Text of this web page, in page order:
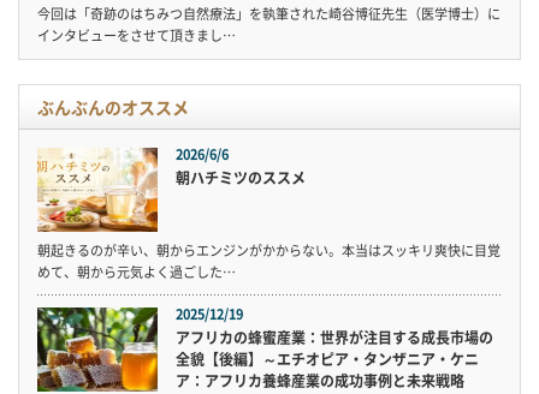
今回は「奇跡のはちみつ自然療法」を執筆された崎谷博征先生（医学博士）に
インタビューをさせて頂きまし…
ぶんぶんのオススメ
2026/6/6
朝ハチミツのススメ
朝起きるのが辛い、朝からエンジンがかからない。本当はスッキリ爽快に目覚
めて、朝から元気よく過ごした…
2025/12/19
アフリカの蜂蜜産業：世界が注目する成長市場の
全貌【後編】～エチオピア・タンザニア・ケニ
ア：アフリカ養蜂産業の成功事例と未来戦略